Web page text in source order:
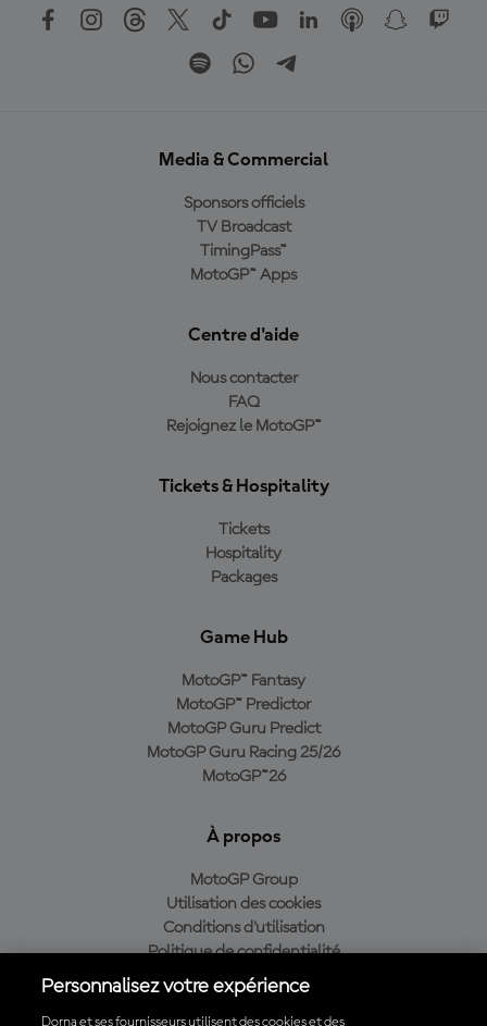
Media & Commercial
Sponsors officiels
TV Broadcast
TimingPass™
MotoGP™ Apps
Centre d'aide
Nous contacter
FAQ
Rejoignez le MotoGP™
Tickets & Hospitality
Tickets
Hospitality
Packages
Game Hub
MotoGP™ Fantasy
MotoGP™ Predictor
MotoGP Guru Predict
MotoGP Guru Racing 25/26
MotoGP™26
À propos
MotoGP Group
Utilisation des cookies
Conditions d'utilisation
Politique de confidentialité
Politique d’achat
Personnalisez votre expérience
Dorna et ses fournisseurs utilisent des cookies et des